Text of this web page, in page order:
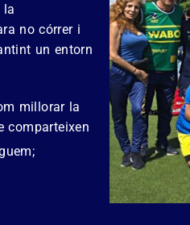
la
no córrer i
un entorn
millorar la
comparteixen